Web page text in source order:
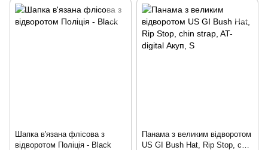
Шапка в'язана флісова з
відворотом Поліція - Black
Панама з великим відворотом
US GI Bush Hat, Rip Stop, chin